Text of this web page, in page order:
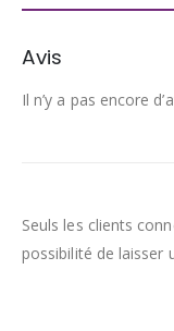
Avis
Il n’y a pas encore
Seuls les clients
possibilité de laisser